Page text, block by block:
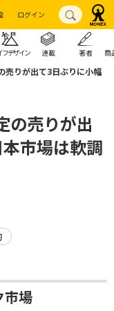
ログイン
フデザイン 連載 著者 商
売りが出て3日ぶりに小幅
の売りが出
市場は軟調
市場